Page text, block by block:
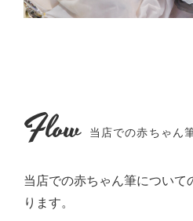
Flow 当店での赤ちゃん
当店での赤ちゃん筆について
ります。